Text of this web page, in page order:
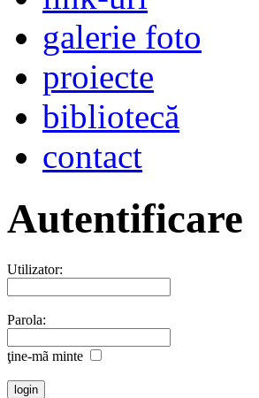
galerie foto
proiecte
bibliotecă
contact
Autentificare
Utilizator:
Parola:
ţine-mã minte